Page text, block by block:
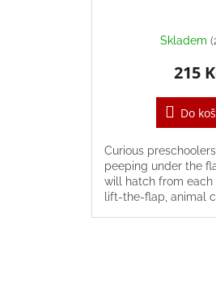
Skladem
215
Do
Curious
peeping under the
will hatch from each
lift-the-flap, animal